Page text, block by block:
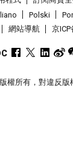
Polski
網站導航 京
權所有，對違反版